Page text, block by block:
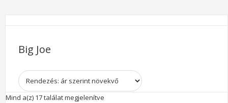
Big Joe
Mind a(z) 17 találat megjelenítve